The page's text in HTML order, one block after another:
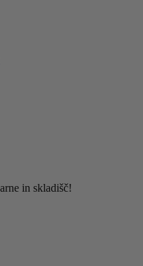
in skladišč!